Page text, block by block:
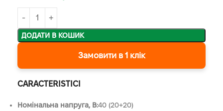
ДОДАТИ В КОШИК
Замовити в 1 клік
CARACTERISTICI
Номінальна напруга, В:40 (20+20)